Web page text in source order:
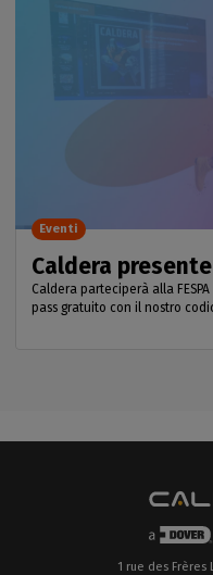
Caldera presente
Caldera parteciperà alla
pass gratuito con il nostro
Eventi
1 rue des Frères